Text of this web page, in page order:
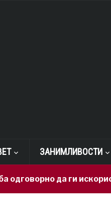
ЗАНИМЛИВОСТИ
да ги искористи